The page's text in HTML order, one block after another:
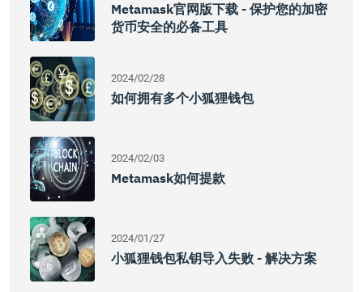
Metamask官网版下载 - 保护您的加密
货币安全的必备工具
2024/02/28
如何拥有多个小狐狸钱包
2024/02/03
Metamask如何提款
2024/01/27
小狐狸钱包私钥导入失败 - 解决方案